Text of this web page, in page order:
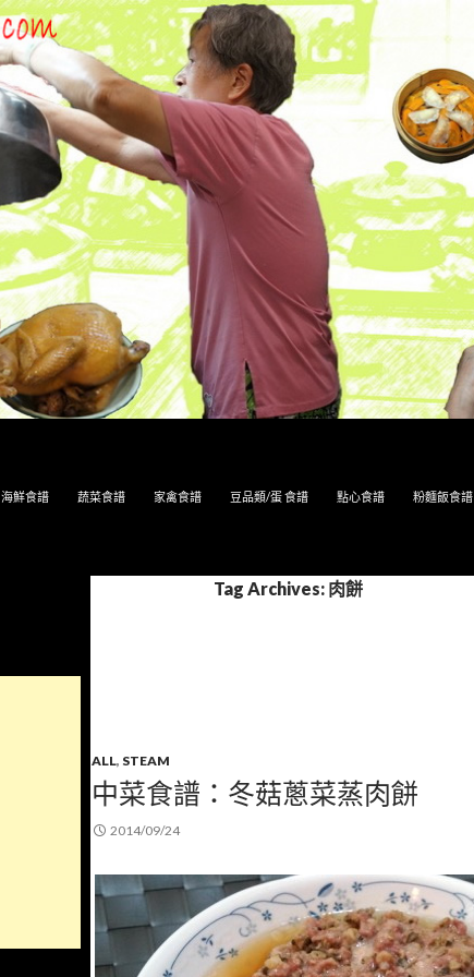
海鮮食譜 蔬菜食譜 家禽食譜 豆品類/蛋 食譜 點心食譜 粉麵飯食譜
Tag Archives: 肉餅
ALL, STEAM
中菜食譜：冬菇蔥菜蒸肉餅
2014/09/24